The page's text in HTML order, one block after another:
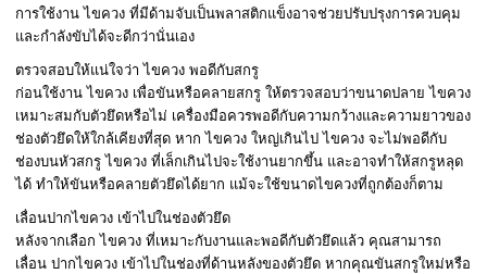
การใช้งาน ไขควง ที่มีด้ามจับเป็นพลาสติกแข็งอาจช่วยปรับปรุงการควบคุม
และกำลังขับได้จะดีกว่านั่นเอง
ตรวจสอบให้แน่ใจว่า ไขควง พอดีกับสกรู
ก่อนใช้งาน ไขควง เพื่อขันหรือคลายสกรู ให้ตรวจสอบว่าขนาดปลาย ไขควง
เหมาะสมกับตัวยึดหรือไม่ เครื่องมือควรพอดีกับความกว้างและความยาวของ
ช่องตัวยึดให้ใกล้เคียงที่สุด หาก ไขควง ใหญ่เกินไป ไขควง จะไม่พอดีกับ
ช่องบนหัวสกรู ไขควง ที่เล็กเกินไปจะใช้งานยากขึ้น และอาจทำให้สกรูหลุด
ได้ ทำให้ขันหรือคลายตัวยึดได้ยาก แม้จะใช้ขนาดไขควงที่ถูกต้องก็ตาม
เลื่อนปากไขควง เข้าไปในช่องตัวยึด
หลังจากเลือก ไขควง ที่เหมาะกับงานและพอดีกับตัวยึดแล้ว คุณสามารถ
เลื่อน ปากไขควง เข้าไปในช่องที่ด้านหลังของตัวยึด หากคุณขันสกรูใหม่หรือ